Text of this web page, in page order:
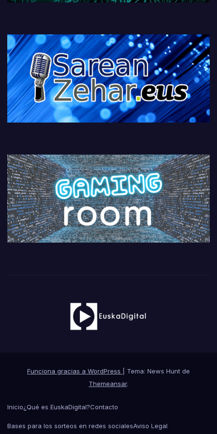
Funciona gracias a WordPress
Tema: News Hunt de
Themeansar.
Inicio¿Qué es EuskaDigital?Contacto
Bases para los sorteos en redes socialesAviso Legal